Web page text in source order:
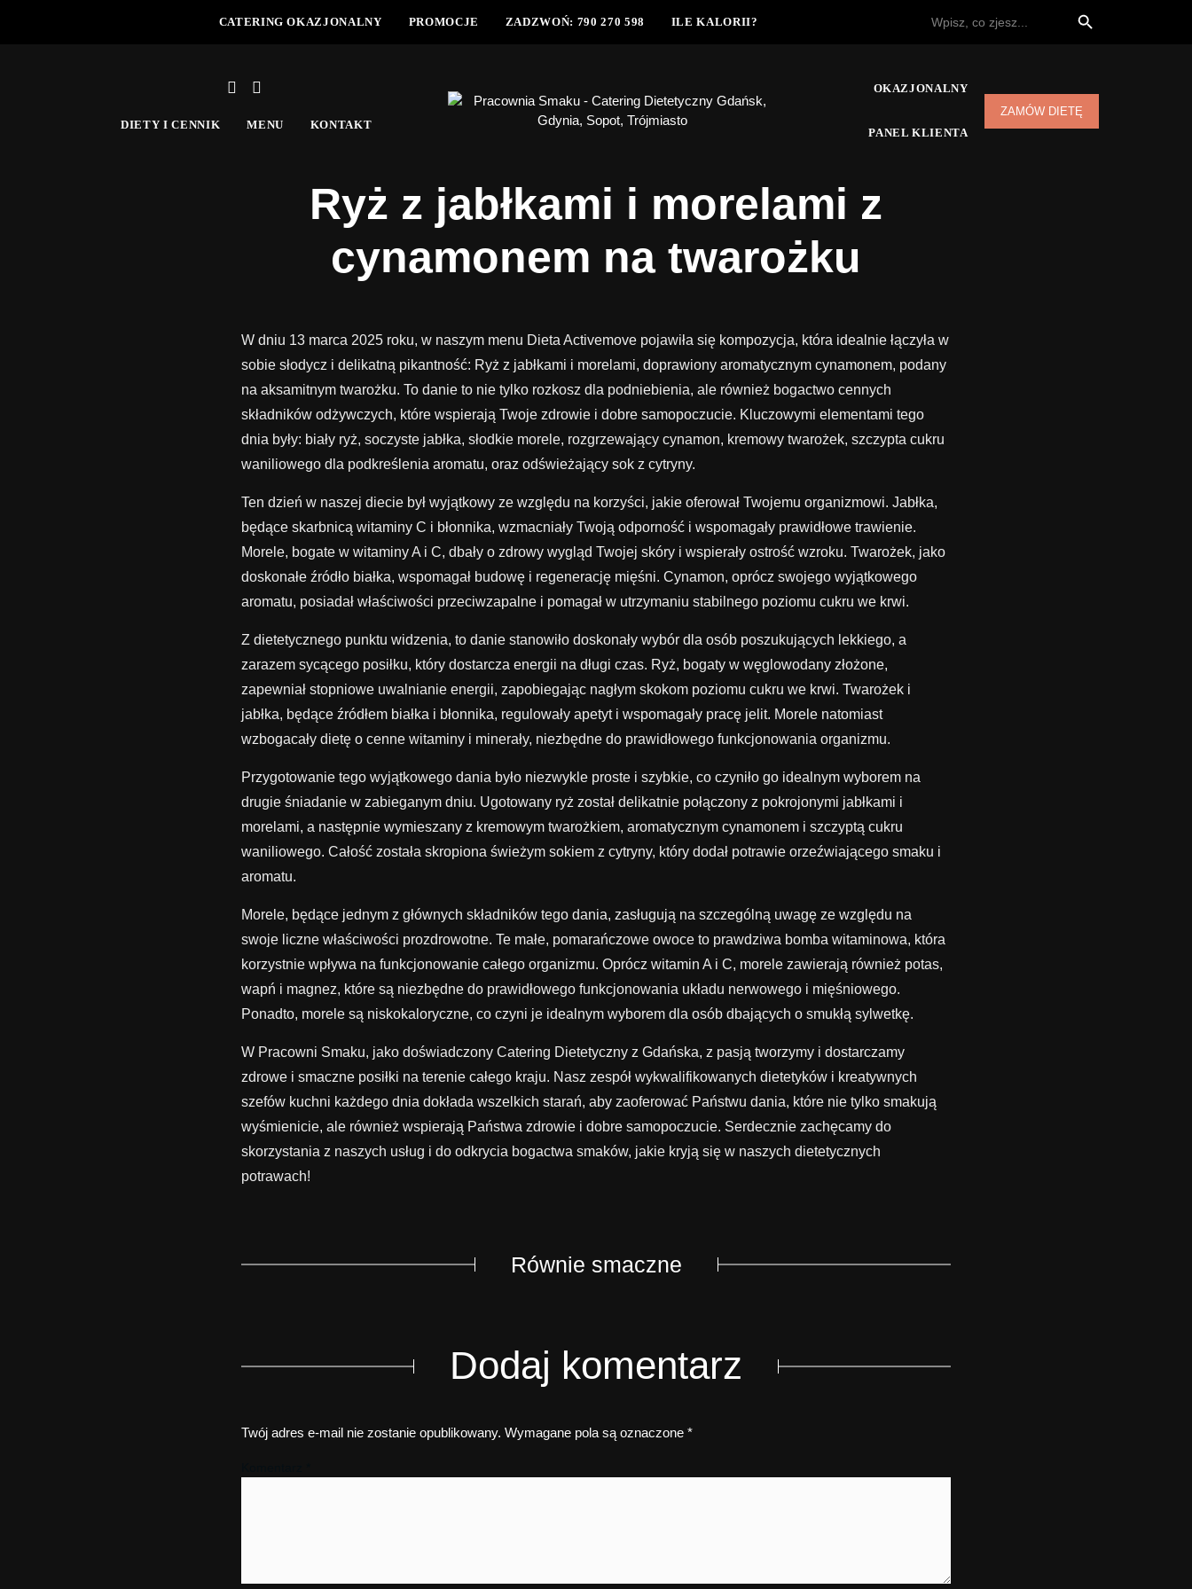
CATERING OKAZJONALNY PROMOCJE ZADZWOŃ: 790 270 598 ILE KALORII?
Search
DIETY I CENNIK MENU KONTAKT
OKAZJONALNY
PANEL KLIENTA
ZAMÓW DIETĘ
Ryż z jabłkami i morelami z
cynamonem na twarożku
W dniu 13 marca 2025 roku, w naszym menu Dieta Activemove pojawiła się kompozycja, która idealnie łączyła w
sobie słodycz i delikatną pikantność: Ryż z jabłkami i morelami, doprawiony aromatycznym cynamonem, podany
na aksamitnym twarożku. To danie to nie tylko rozkosz dla podniebienia, ale również bogactwo cennych
składników odżywczych, które wspierają Twoje zdrowie i dobre samopoczucie. Kluczowymi elementami tego
dnia były: biały ryż, soczyste jabłka, słodkie morele, rozgrzewający cynamon, kremowy twarożek, szczypta cukru
waniliowego dla podkreślenia aromatu, oraz odświeżający sok z cytryny.
Ten dzień w naszej diecie był wyjątkowy ze względu na korzyści, jakie oferował Twojemu organizmowi. Jabłka,
będące skarbnicą witaminy C i błonnika, wzmacniały Twoją odporność i wspomagały prawidłowe trawienie.
Morele, bogate w witaminy A i C, dbały o zdrowy wygląd Twojej skóry i wspierały ostrość wzroku. Twarożek, jako
doskonałe źródło białka, wspomagał budowę i regenerację mięśni. Cynamon, oprócz swojego wyjątkowego
aromatu, posiadał właściwości przeciwzapalne i pomagał w utrzymaniu stabilnego poziomu cukru we krwi.
Z dietetycznego punktu widzenia, to danie stanowiło doskonały wybór dla osób poszukujących lekkiego, a
zarazem sycącego posiłku, który dostarcza energii na długi czas. Ryż, bogaty w węglowodany złożone,
zapewniał stopniowe uwalnianie energii, zapobiegając nagłym skokom poziomu cukru we krwi. Twarożek i
jabłka, będące źródłem białka i błonnika, regulowały apetyt i wspomagały pracę jelit. Morele natomiast
wzbogacały dietę o cenne witaminy i minerały, niezbędne do prawidłowego funkcjonowania organizmu.
Przygotowanie tego wyjątkowego dania było niezwykle proste i szybkie, co czyniło go idealnym wyborem na
drugie śniadanie w zabieganym dniu. Ugotowany ryż został delikatnie połączony z pokrojonymi jabłkami i
morelami, a następnie wymieszany z kremowym twarożkiem, aromatycznym cynamonem i szczyptą cukru
waniliowego. Całość została skropiona świeżym sokiem z cytryny, który dodał potrawie orzeźwiającego smaku i
aromatu.
Morele, będące jednym z głównych składników tego dania, zasługują na szczególną uwagę ze względu na
swoje liczne właściwości prozdrowotne. Te małe, pomarańczowe owoce to prawdziwa bomba witaminowa, która
korzystnie wpływa na funkcjonowanie całego organizmu. Oprócz witamin A i C, morele zawierają również potas,
wapń i magnez, które są niezbędne do prawidłowego funkcjonowania układu nerwowego i mięśniowego.
Ponadto, morele są niskokaloryczne, co czyni je idealnym wyborem dla osób dbających o smukłą sylwetkę.
W Pracowni Smaku, jako doświadczony Catering Dietetyczny z Gdańska, z pasją tworzymy i dostarczamy
zdrowe i smaczne posiłki na terenie całego kraju. Nasz zespół wykwalifikowanych dietetyków i kreatywnych
szefów kuchni każdego dnia dokłada wszelkich starań, aby zaoferować Państwu dania, które nie tylko smakują
wyśmienicie, ale również wspierają Państwa zdrowie i dobre samopoczucie. Serdecznie zachęcamy do
skorzystania z naszych usług i do odkrycia bogactwa smaków, jakie kryją się w naszych dietetycznych
potrawach!
Równie smaczne
Dodaj komentarz
Twój adres e-mail nie zostanie opublikowany. Wymagane pola są oznaczone *